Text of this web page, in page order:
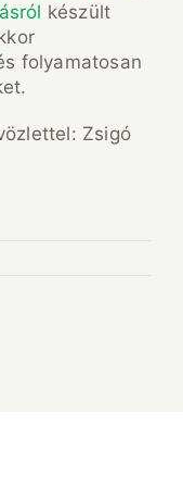
készült
folyamatosan
Zsigó